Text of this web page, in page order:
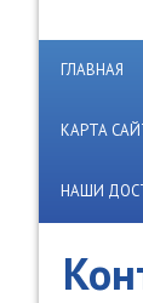
ГЛАВНАЯ
КАРТА
НАШИ